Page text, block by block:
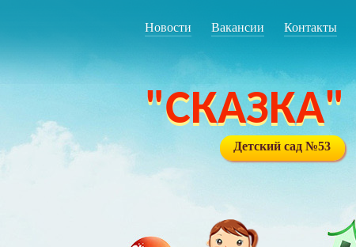
Новости Вакансии Контакты
"СКАЗКА"
Детский сад №53